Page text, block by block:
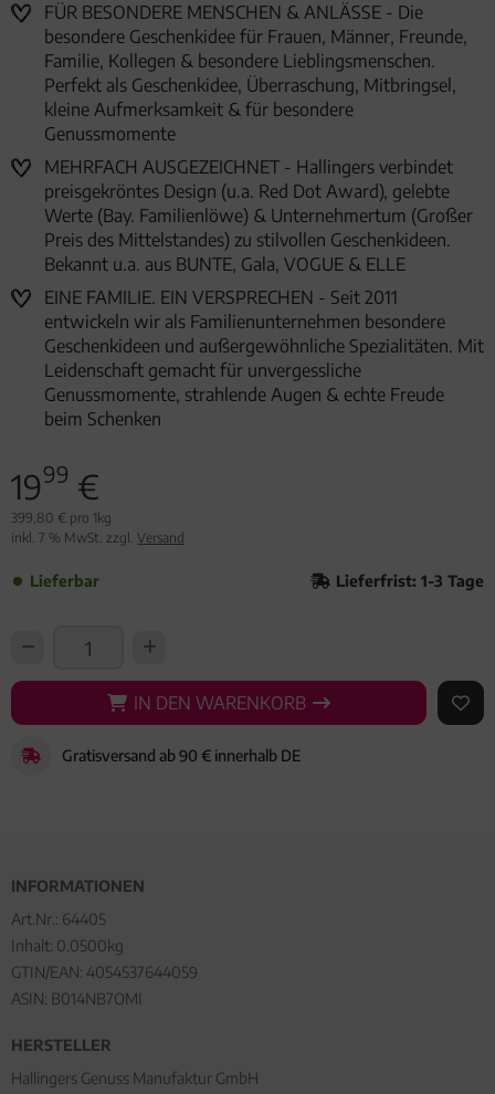
FÜR BESONDERE MENSCHEN & ANLÄSSE - Die
besondere Geschenkidee für Frauen, Männer, Freunde,
Familie, Kollegen & besondere Lieblingsmenschen.
Perfekt als Geschenkidee, Überraschung, Mitbringsel,
kleine Aufmerksamkeit & für besondere
Genussmomente
MEHRFACH AUSGEZEICHNET - Hallingers verbindet
preisgekröntes Design (u.a. Red Dot Award), gelebte
Werte (Bay. Familienlöwe) & Unternehmertum (Großer
Preis des Mittelstandes) zu stilvollen Geschenkideen.
Bekannt u.a. aus BUNTE, Gala, VOGUE & ELLE
EINE FAMILIE. EIN VERSPRECHEN - Seit 2011
entwickeln wir als Familienunternehmen besondere
Geschenkideen und außergewöhnliche Spezialitäten. Mit
Leidenschaft gemacht für unvergessliche
Genussmomente, strahlende Augen & echte Freude
beim Schenken
1999 €
399,80 € pro 1kg
inkl. 7 % MwSt. zzgl. Versand
Lieferbar Lieferfrist: 1-3 Tage
IN DEN WARENKORB
IN DEN WARENKORB AUF
Gratisversand ab 90 € innerhalb DE
INFORMATIONEN
Art.Nr.: 64405
Inhalt: 0.0500kg
GTIN/EAN: 4054537644059
ASIN: B014NB7OMI
HERSTELLER
Hallingers Genuss Manufaktur GmbH